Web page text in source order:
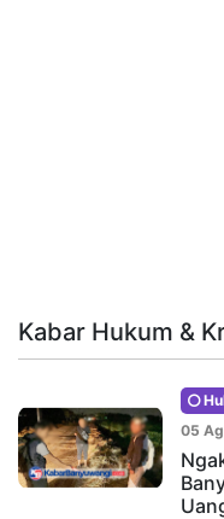
Kabar Hukum &
05